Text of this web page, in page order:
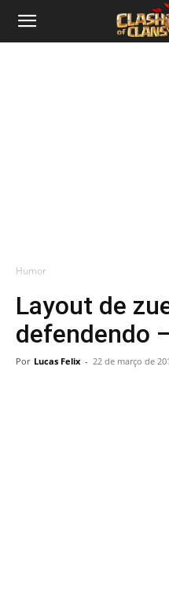
Humor
Layout de
defendendo
Por Lucas Felix - 22 de março de